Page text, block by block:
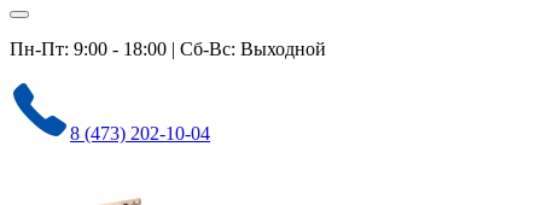
Пн-Пт: 9:00 - 18:00 | Сб-Вс: Выходной
8 (473) 202-10-04